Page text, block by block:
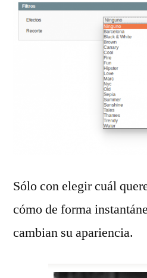
Sólo con elegir cuál
cómo de forma
cambian su apariencia.